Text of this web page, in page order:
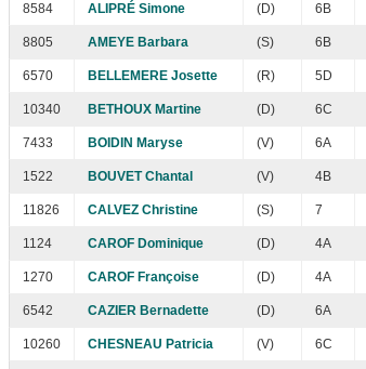
8584 ALIPRÉ Simone (D) 6B
8805 AMEYE Barbara (S) 6B
6570 BELLEMERE Josette (R) 5D
10340 BETHOUX Martine (D) 6C
7433 BOIDIN Maryse (V) 6A
1522 BOUVET Chantal (V) 4B
11826 CALVEZ Christine (S) 7
1124 CAROF Dominique (D) 4A
1270 CAROF Françoise (D) 4A
6542 CAZIER Bernadette (D) 6A
10260 CHESNEAU Patricia (V) 6C